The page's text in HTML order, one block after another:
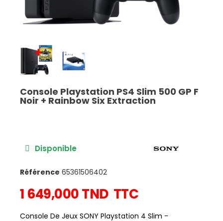
Console Playstation PS4 Slim 500 GP F
Noir + Rainbow Six Extraction
Disponible
Référence 65361506402
1 649,000 TND TTC
Console De Jeux SONY Playstation 4 Slim -